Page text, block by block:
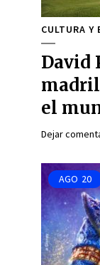
CULTURA Y
David
el
Dejar
AGO 20